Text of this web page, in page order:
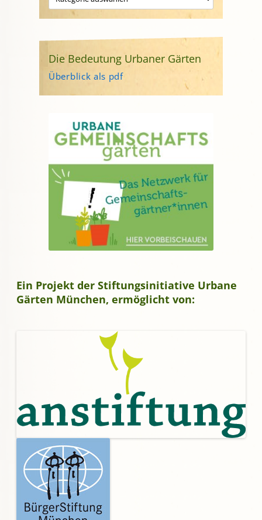
Die Bedeutung Urbaner Gärten
Überblick als pdf
Ein Projekt der Stiftungsinitiative Urbane
Gärten München, ermöglicht von: